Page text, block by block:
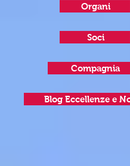
Organi
Soci
Compagnia
Blog Eccellenze e